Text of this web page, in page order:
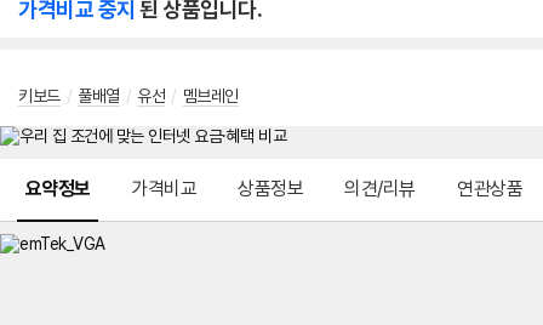
가격비교 중지 된 상품입니다.
키보드 / 풀배열 / 유선 / 멤브레인
요약정보 가격비교 상품정보 의견/리뷰 연관상품